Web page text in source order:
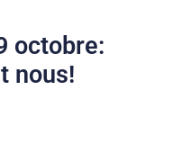
octobre:
nous!